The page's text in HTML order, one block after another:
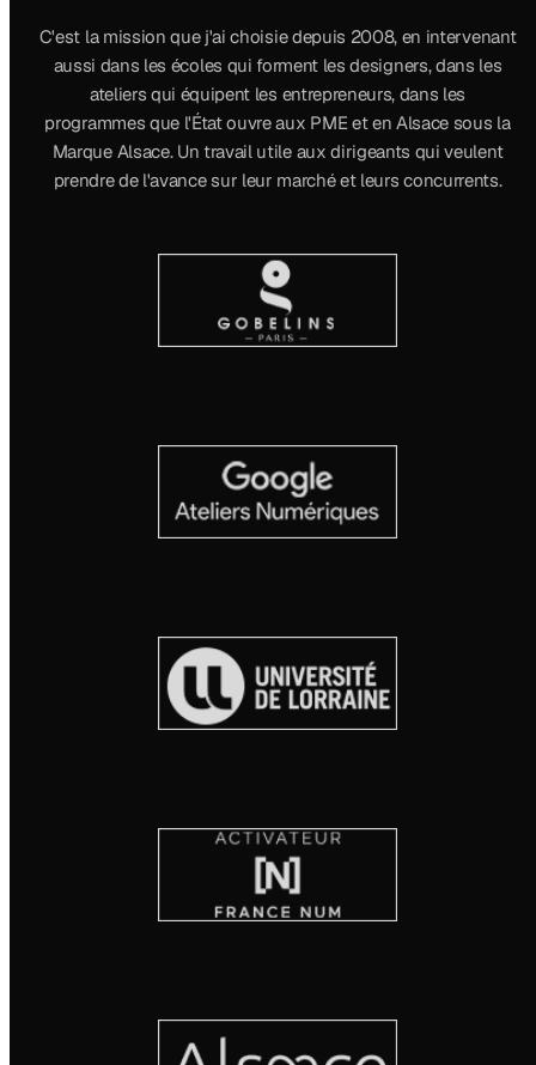
C'est la mission que j'ai choisie depuis 2008, en intervenant
aussi dans les écoles qui forment les designers, dans les
ateliers qui équipent les entrepreneurs, dans les
programmes que l'État ouvre aux PME et en Alsace sous la
Marque Alsace. Un travail utile aux dirigeants qui veulent
prendre de l'avance sur leur marché et leurs concurrents.